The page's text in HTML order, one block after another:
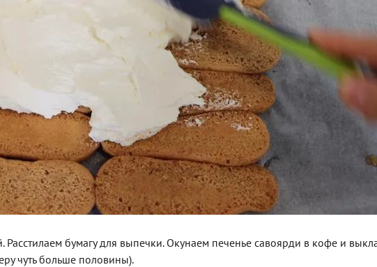
Расстилаем бумагу для выпечки. Окунаем печенье савоярди в кофе и
чуть больше половины).